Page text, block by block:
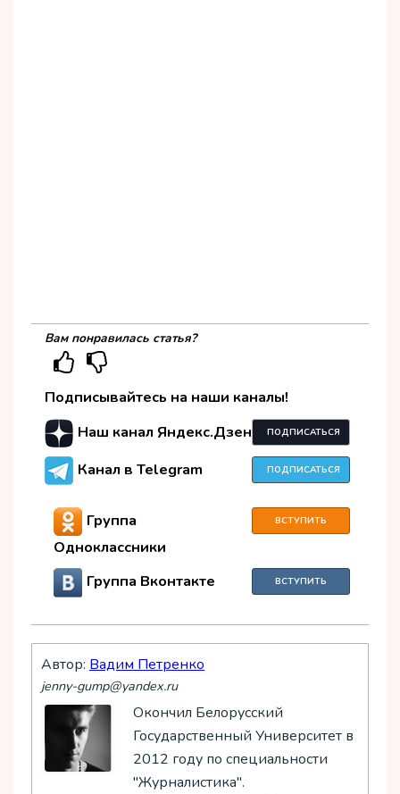
Вам понравилась статья?
Подписывайтесь на наши каналы!
Наш канал Яндекс.Дзен
ПОДПИСАТЬСЯ
Канал в Telegram ПОДПИСАТЬСЯ
Группа
Одноклассники
ВСТУПИТЬ
Группа Вконтакте ВСТУПИТЬ
Автор: Вадим Петренко
jenny-gump@yandex.ru
Окончил Белорусский
Государственный Университет в
2012 году по специальности
"Журналистика".